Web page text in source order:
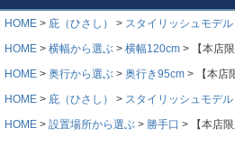
HOME 庇（ひさし） スタイリッシュモデル
HOME
横幅から選ぶ 横幅120cm
【本店
HOME
奥行から選ぶ 奥行き95cm
【本
HOME
庇（ひさし） スタイリッシュモデル
HOME
設置場所から選ぶ 勝手口 【本店